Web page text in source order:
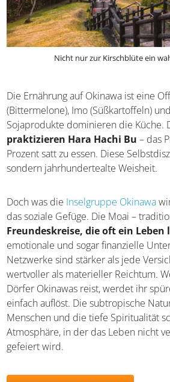
Nicht nur zur Kirschblüte ein
Die Ernährung auf Okinawa ist eine
(Bittermelone), Imo (Süßkartoffeln)
Sojaprodukte dominieren die Küche.
hier praktizieren Hara Hachi Bu
Diät, sondern jahrhundertealte
Doch was die Inselgruppe Okinawa
ist das soziale Gefüge. Die Moai –
Freundeskreise, die oft ein
bieten emotionale und sogar
Diese Netzwerke sind stärker als jede
wertvoller als materieller Reichtum.
Dörfer Okinawas reist, werdet ihr
einfach auflöst. Die subtropische
Menschen und die tiefe Spiritualität